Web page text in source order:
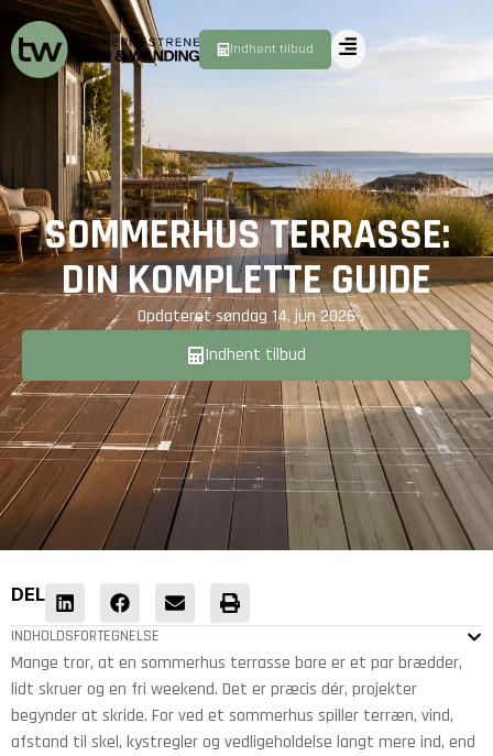
Indhent tilbud
SOMMERHUS TERRASSE:
DIN KOMPLETTE GUIDE
Opdateretsøndag 14. jun 2026
Indhent tilbud
DEL
INDHOLDSFORTEGNELSE
Mange tror, at en sommerhus terrasse bare er et par brædder,
lidt skruer og en fri weekend. Det er præcis dér, projekter
begynder at skride. For ved et sommerhus spiller terræn, vind,
afstand til skel, kystregler og vedligeholdelse langt mere ind, end